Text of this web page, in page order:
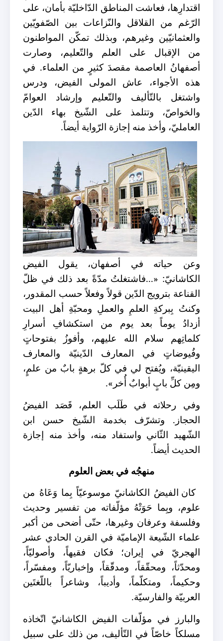
اقتدارِها، فعاشت المناطق الدّاخليّة بأمان، على
الرّغم من القلاقل والنّزاعات بين الصّفويّين
والعثمانيّين وغيرهم، وبذلك تمكّن المواطنون
من الإقبال على العلم والتّعليم، وصارت
أصفهانُ العاصمة مقصدَ كثيرٍ من العلماء. في
هذه الأجواء، عاش المولى الفيض، ودرس
واشتغل بالتّأليف والتّعليم وإرشاد العوامّ
والخواصّ، وتتلمذ على الشّيخ بهاء الدّين
العامليّ، وأخذ منه إجازة الرّواية أيضاً.
وعن حياته في أصفهان، يقول الفيض
الكاشانيّ: «...فاشتغلتُ مدّةً بعد ذلك في ظلّ
القناعة بترويج الدّين قولاً وفعلاً حسب المقدور،
وكنتُ بِبركةِ العلمِ والعملِ ومحبّةِ أهل البيت
أزدادُ يوماً بعد يوم من استكشافِ أسرارِ
كلماتِهم سلام الله عليهم، وأفوزُ بفتوحاتٍ
وفُيوضاتٍ في المعارف الدّينيّة والمعارف
اليقينيّة، ويُفتح لي في كلّ برهةٍ بابٌ من علمٍ،
ومِن كلِّ بابٍ أبوابٌ أُخر».
وفي رحلاته في طَلَب العلم، قَصَد الفيضُ
الحجاز. وتشرّف بخدمة الشّيخ حسن ابن
الشّهيد الثّاني واستفاد منه، وأخذ منه إجازة
الحديث أيضاً.
منهجُه في بعض العلوم
كان الفيضُ الكاشانيّ موسوعيّاً بِما وَعَاهُ من
علوم، وبِما حَوَتْهُ مؤلّفاته من تفسير وحديث
وفلسفة وعرفان وغيرها، حتّى أضحى من أكبر
علماء الشّيعة الإماميّة في القرن الحادي عشر
الهجريّ في إيران؛ فكان فقيهاً، وأصوليّاً،
ومحدّثاً، ومحقّقاً، ومدقّقاً، وإخباريّاً، ومفسّراً،
وحكيماً، ومتكلّماً، وأديباً، وشاعراً باللّغتَين
العربيّة والفارسيّة.
والبارز في مؤلّفات الفيض الكاشانيّ اتّخاذه
مسلكاً خاصّاً في التّأليف، من ذلك على سبيل